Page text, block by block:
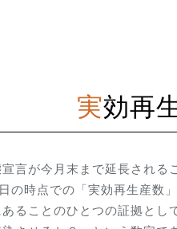
実効
言が今月末まで延長される
の時点での「実効再生産数
ることのひとつの証拠と